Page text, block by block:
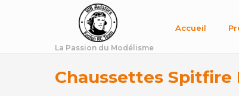
La Passion du Modélisme
Accueil
Chaussettes Spitfire